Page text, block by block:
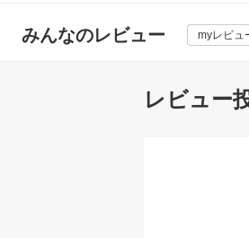
みんなのレビュー myレビュ
レビュー